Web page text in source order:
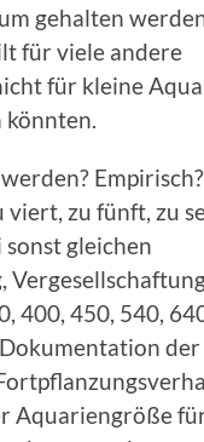
gehalten
für viele andere
für kleine
zu fünft, zu
sonst gleichen
400, 450, 540,
der
Aquariengröße